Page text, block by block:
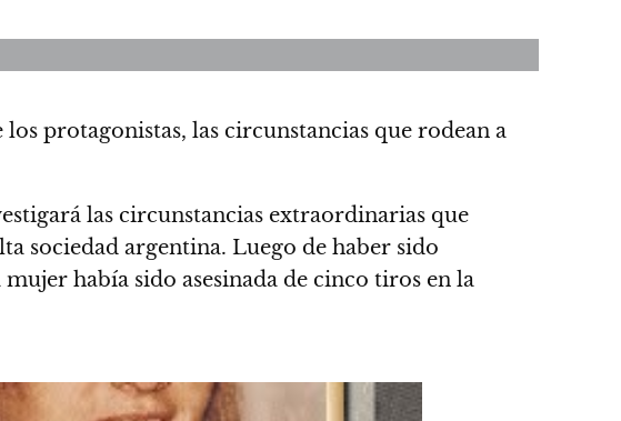
protagonistas, las circunstancias que rodean a
las circunstancias extraordinarias que
sociedad argentina. Luego de haber sido
había sido asesinada de cinco tiros en la